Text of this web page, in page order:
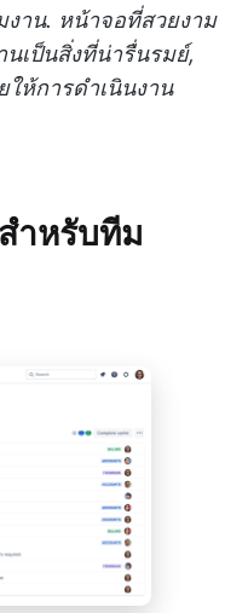
าน. หน้าจอที่สวยงาม
นเป็นสิ่งที่น่ารื่นรมย์,
ห้การดำเนินงาน
ำหรับทีม